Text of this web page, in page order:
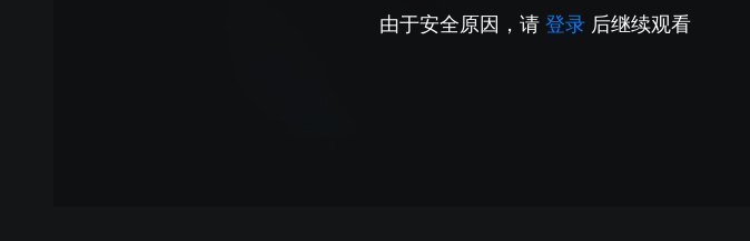
由于安全原因，请 登录 后继续观看